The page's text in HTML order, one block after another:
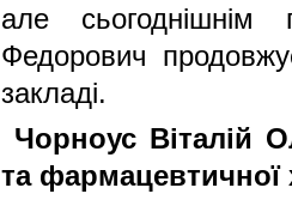
але
Федорович
закладі.
Чорноус Віталій
та фармацевтичної